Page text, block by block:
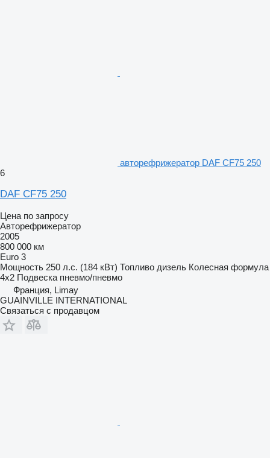
авторефрижератор DAF CF75 250
6
DAF CF75 250
Цена по запросу
Авторефрижератор
2005
800 000 км
Euro 3
Мощность 250 л.с. (184 кВт) Топливо дизель Колесная формула
4x2 Подвеска пневмо/пневмо
Франция, Limay
GUAINVILLE INTERNATIONAL
Связаться с продавцом